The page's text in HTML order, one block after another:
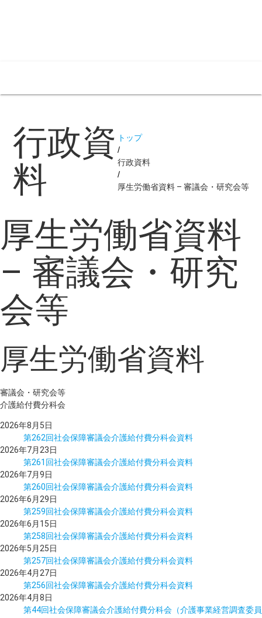
トップ
行政資料
厚生労働省資料 – 審議会・研究会等
行政資
料
厚生労働省資料
– 審議会・研究
会等
厚生労働省資料
審議会・研究会等
介護給付費分科会
2026年8月5日
第262回社会保障審議会介護給付費分科会資料
2026年7月23日
第261回社会保障審議会介護給付費分科会資料
2026年7月9日
第260回社会保障審議会介護給付費分科会資料
2026年6月29日
第259回社会保障審議会介護給付費分科会資料
2026年6月15日
第258回社会保障審議会介護給付費分科会資料
2026年5月25日
第257回社会保障審議会介護給付費分科会資料
2026年4月27日
第256回社会保障審議会介護給付費分科会資料
2026年4月8日
第44回社会保障審議会介護給付費分科会（介護事業経営調査委員